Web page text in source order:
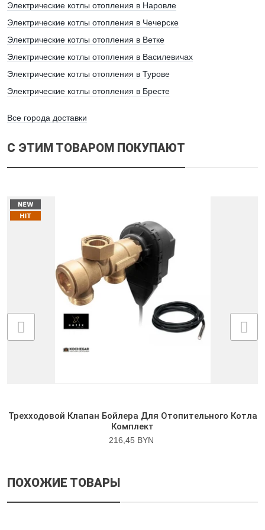
Электрические котлы отопления в Наровле
Электрические котлы отопления в Чечерске
Электрические котлы отопления в Ветке
Электрические котлы отопления в Василевичах
Электрические котлы отопления в Турове
Электрические котлы отопления в Бресте
Все города доставки
С ЭТИМ ТОВАРОМ ПОКУПАЮТ
Трехходовой Клапан Бойлера Для Отопительного Котла
Комплект
216,45 BYN
ПОХОЖИЕ ТОВАРЫ